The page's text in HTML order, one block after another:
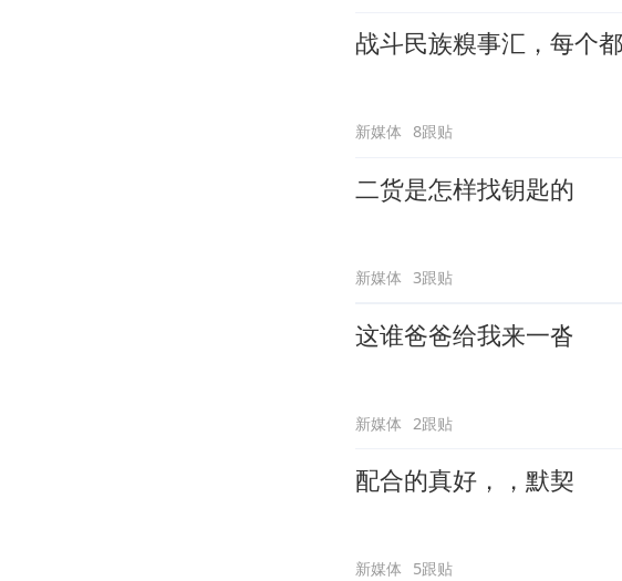
战斗民族糗事汇，每个
新媒体 8跟贴
二货是怎样找钥匙的
新媒体 3跟贴
这谁爸爸给我来一沓
新媒体 2跟贴
配合的真好，，默契
新媒体 5跟贴